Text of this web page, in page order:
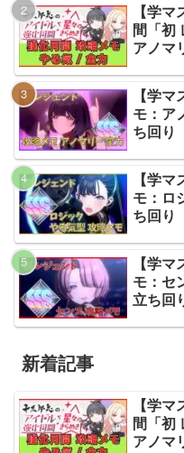
【学
間「初
アノマ
【学
モ：ア
ち回り
【学
モ：ロ
ち回り
【学
モ：セ
立ち回
新着記事
【学
間「初
アノマ